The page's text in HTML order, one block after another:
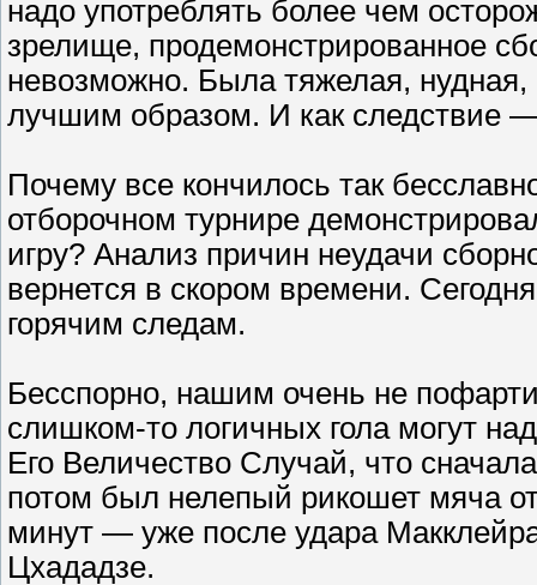
надо употреблять более чем
зрелище, продемонстрированное
невозможно. Была тяжелая,
лучшим образом. И как следствие
Почему все кончилось так
отборочном турнире
игру? Анализ причин неудачи
вернется в скором времени.
горячим следам.
Бесспорно, нашим очень не
слишком-то логичных гола могут
Его Величество Случай, что
потом был нелепый рикошет мяча
минут — уже после удара
Цхададзе.